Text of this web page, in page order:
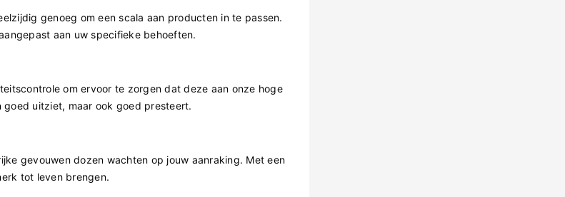
genoeg om een ​​scala aan producten in te passen.
aan uw specifieke behoeften.
om ervoor te zorgen dat deze aan onze hoge
uitziet, maar ook goed presteert.
gevouwen dozen wachten op jouw aanraking. Met een
tot leven brengen.